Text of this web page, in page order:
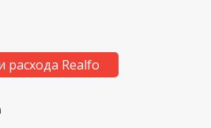
расхода Realfo